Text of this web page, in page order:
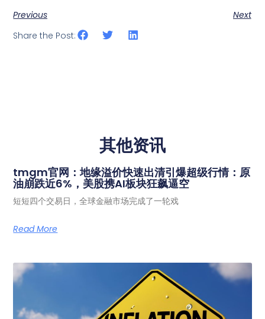
Previous
Next
Share the Post:
其他资讯
tmgm官网：地缘溢价快速出清引爆超级行情：原
油崩跌近6%，美股携AI板块狂飙逼空
短短四个交易日，全球金融市场完成了一轮戏
Read More